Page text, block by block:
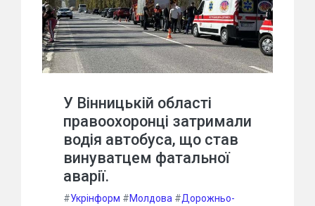
У Вінницькій області
правоохоронці затримали
водія автобуса, що став
винуватцем фатальної
аварії.
#Укрінформ #Молдова #Дорожньо-